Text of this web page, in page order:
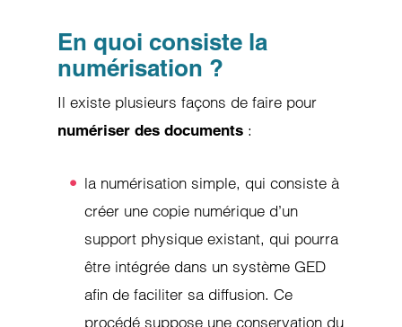
En quoi consiste la
numérisation ?
Il existe plusieurs façons de faire pour
numériser des documents :
la numérisation simple, qui consiste à
créer une copie numérique d’un
support physique existant, qui pourra
être intégrée dans un système GED
afin de faciliter sa diffusion. Ce
procédé suppose une conservation du